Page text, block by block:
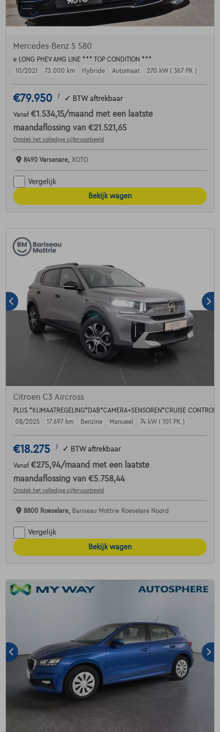
Mercedes-Benz S 580
e LONG PHEV AMG LINE *** TOP CONDITION ***
10/2021
73.000 km Hybride Automaat 270 kW ( 367 PK )
€79.950 1 ✓ BTW aftrekbaar
Vanaf €1.534,15/maand met een laatste
maandaflossing van €21.521,65
Ontdek het volledige cijfervoorbeeld
8490 Varsenare, XOTO
Vergelijk
Bekijk wagen
Citroen C3 Aircross
PLUS *KLIMAATREGELING*DAB*CAMERA+SENSOREN*CRUISE CONTROL*
08/2025
17.697 km Benzine Manueel 74 kW ( 101 PK )
€18.275 1 ✓ BTW aftrekbaar
Vanaf €275,94/maand met een laatste
maandaflossing van €5.758,44
Ontdek het volledige cijfervoorbeeld
8800 Roeselare, Bariseau Mottrie Roeselare Noord
Vergelijk
Bekijk wagen